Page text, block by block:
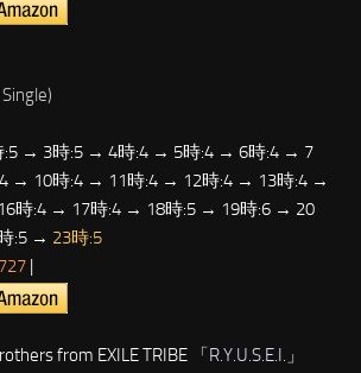
→ 3時:5 → 4時:4 → 5時:4 → 6時:4 → 7
→ 10時:4 → 11時:4 → 12時:4 → 13時:4 →
時:4 → 17時:4 → 18時:5 → 19時:6 → 20
:5 → 23時:5
|
from EXILE TRIBE 「 R.Y.U.S.E.I. 」